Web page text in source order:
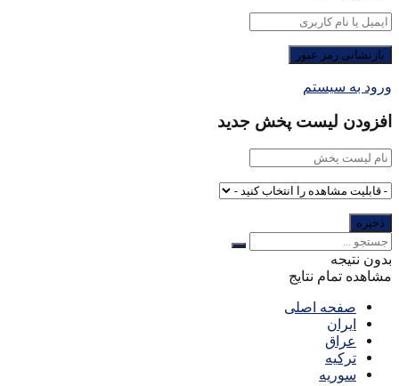
ورود به سیستم
افزودن لیست پخش جدید
بدون نتیجه
مشاهده تمام نتایج
صفحه اصلی
ایران
عراق
ترکیه
سوریه